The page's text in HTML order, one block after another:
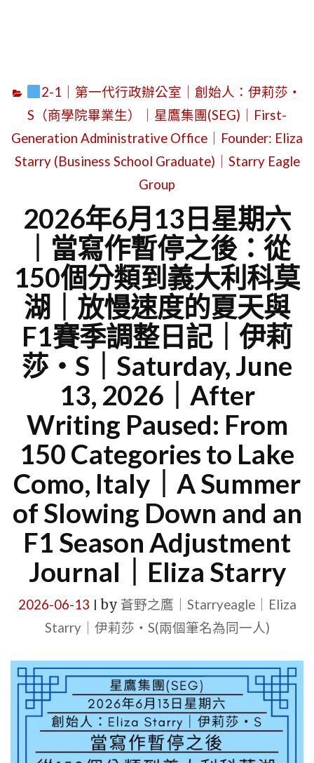
2-1｜第一代行政辦公室｜創始人：伊莉莎・
S（商學院畢業生）｜星鷹集團(SEG)｜First-
Generation Administrative Office｜Founder: Eliza
Starry (Business School Graduate)｜Starry Eagle
Group
2026年6月13日星期六
｜當寫作暫停之後：從
150個分類到義大利科莫
湖｜放慢速度的夏天與
F1賽季調整日記｜伊莉
莎・S｜Saturday, June
13, 2026｜After
Writing Paused: From
150 Categories to Lake
Como, Italy｜A Summer
of Slowing Down and an
F1 Season Adjustment
Journal｜Eliza Starry
2026-06-13 by 蒼野之鷹｜Starryeagle｜Eliza
Starry｜伊莉莎・S(兩個筆名為同一人)